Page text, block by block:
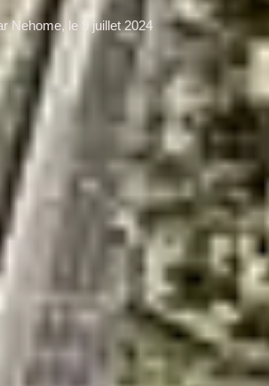
Nehome, le 9 juillet 2024